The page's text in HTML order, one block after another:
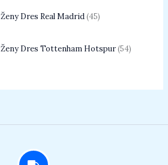
Ženy Dres Real Madrid 45
Ženy Dres Tottenham Hotspur 54